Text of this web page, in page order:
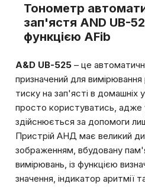
Тонометр
зап'ястя AND UB-
функцією AFib
A&D UB-525 – це
призначений для вимірювання
тиску на зап'ясті в
просто користуватись, адже
здійснюється за допомоги
Пристрій АНД має великий
зображенням, вбудовану
вимірювань, із функцією
значення, індикатор аритмії